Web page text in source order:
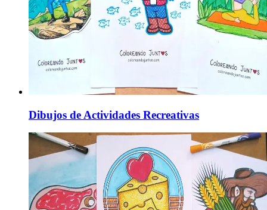
Dibujos de Actividades Recreativas